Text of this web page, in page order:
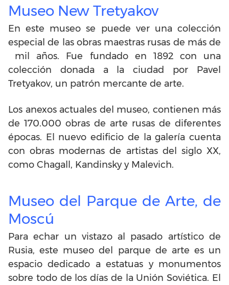
Museo New Tretyakov
En este museo se puede ver una colección
especial de las obras maestras rusas de más de
mil años. Fue fundado en 1892 con una
colección donada a la ciudad por Pavel
Tretyakov, un patrón mercante de arte.
Los anexos actuales del museo, contienen más
de 170.000 obras de arte rusas de diferentes
épocas. El nuevo edificio de la galería cuenta
con obras modernas de artistas del siglo XX,
como Chagall, Kandinsky y Malevich.
Museo del Parque de Arte, de
Moscú
Para echar un vistazo al pasado artístico de
Rusia, este museo del parque de arte es un
espacio dedicado a estatuas y monumentos
sobre todo de los días de la Unión Soviética. El